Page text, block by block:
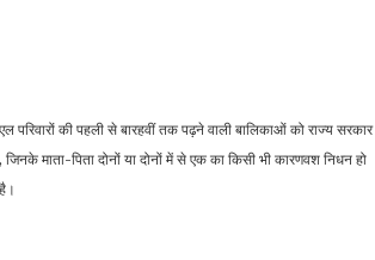
परिवारों की पहली से बारहवीं तक पढ़ने वाली बालिकाओं को राज्य सरकार
माता-पिता दोनों या दोनों में से एक का किसी भी कारणवश निधन हो